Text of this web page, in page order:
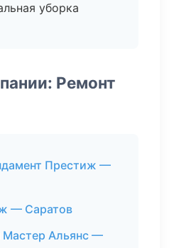
уборка
Ремонт
Престиж —
— Саратов
Мастер Альянс —